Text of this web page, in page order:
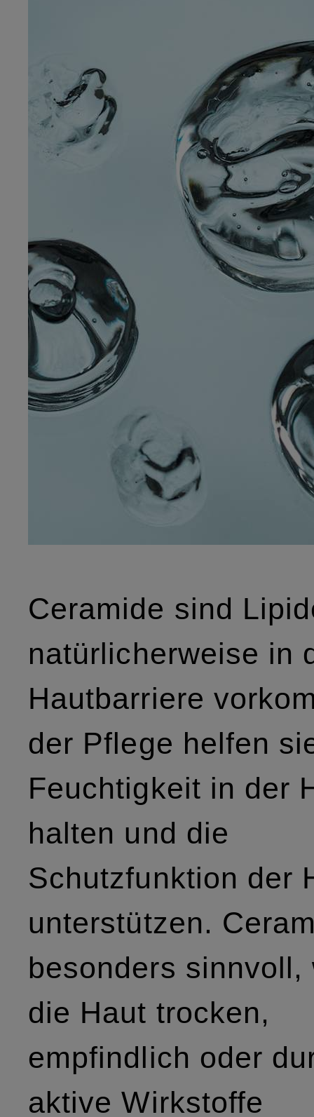
Ceramide sind
natürlicherweise in
Hautbarriere
der Pflege helfen
Feuchtigkeit in der
halten und die
Schutzfunktion der
unterstützen.
besonders sinnvoll,
die Haut trocken,
empfindlich oder
aktive Wirkstoffe